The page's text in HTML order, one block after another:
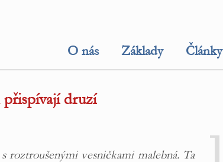
O nás Základy Články
přispívají druzí
roztroušenými vesničkami malebná. Ta